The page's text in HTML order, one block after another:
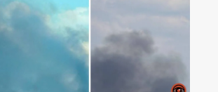
електричками